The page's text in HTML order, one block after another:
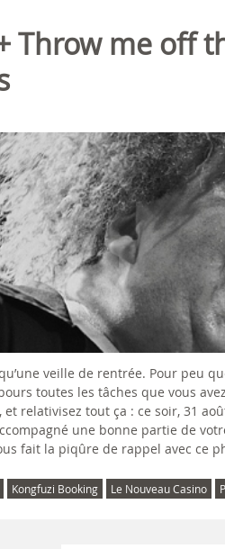
Throw me off
veille de rentrée. Pour peu
toutes les tâches que vous
et relativisez tout ça : ce soir, 31
une bonne partie de
fait la piqûre de rappel avec ce
Kongfuzi Booking Le Nouveau Casino